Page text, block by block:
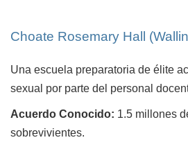
Choate Rosemary Hall
Una escuela preparatoria de élite
sexual por parte del personal
Acuerdo Conocido: 1.5 millones
sobrevivientes.